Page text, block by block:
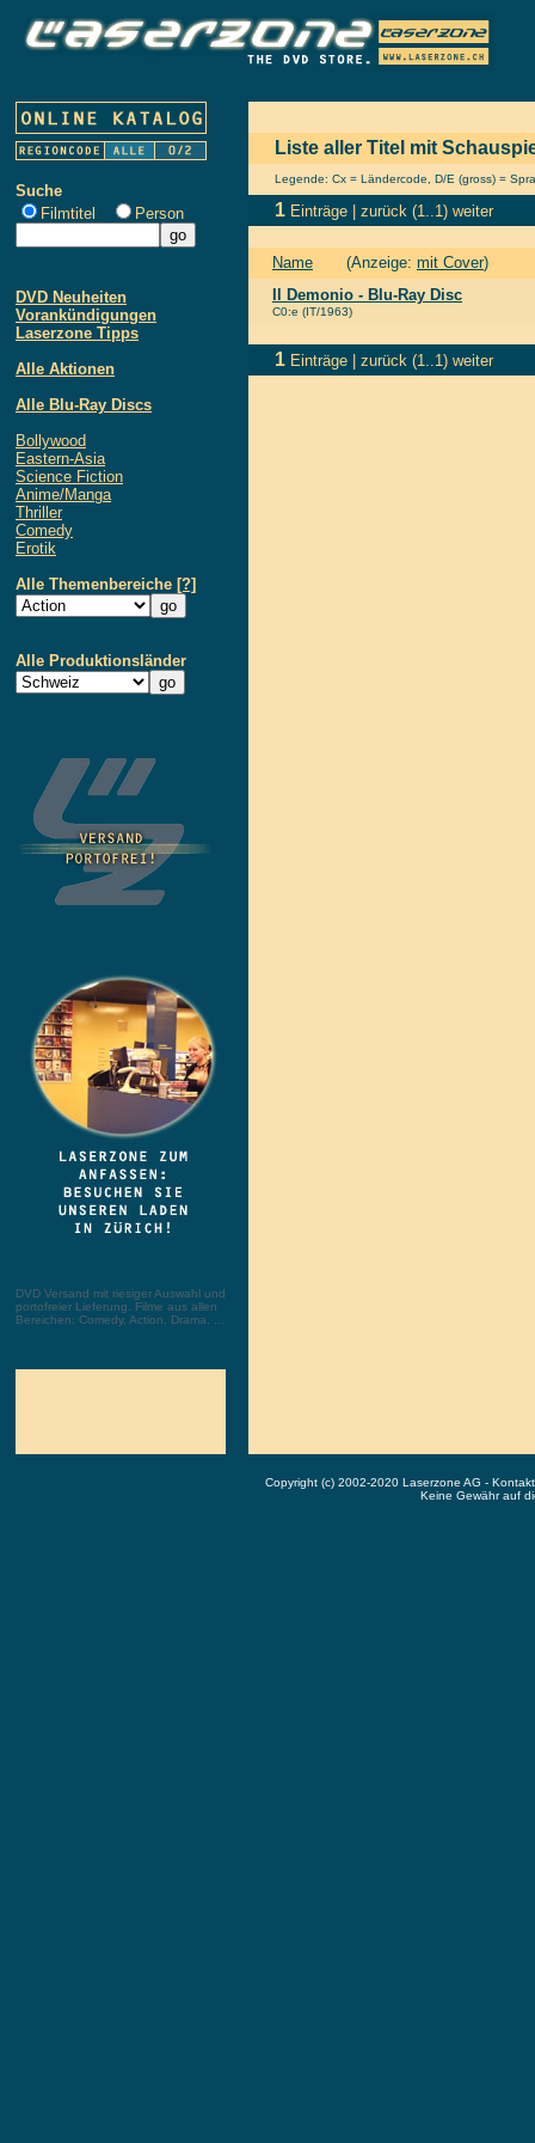
Suche
Filmtitel
Person
DVD Neuheiten
Vorankündigungen
Laserzone Tipps
Alle Aktionen
Alle Blu-Ray Discs
Bollywood
Eastern-Asia
Science Fiction
Anime/Manga
Thriller
Comedy
Erotik
Alle Themenbereiche [?]
Alle Produktionsländer
DVD Versand mit riesiger Auswahl und
portofreier Lieferung. Filme aus allen
Bereichen: Comedy, Action, Drama, ...
Liste aller Titel mit
Legende: Cx = Ländercode, D/E (gross) =
1 Einträge | zurück (1..1) weiter
Name (Anzeige: mit Cover)
Il Demonio - Blu-Ray Disc
C0:e (IT/1963)
1 Einträge | zurück (1..1) weiter
Copyright (c) 2002-2020 Laserzone AG -
Keine Gewähr auf